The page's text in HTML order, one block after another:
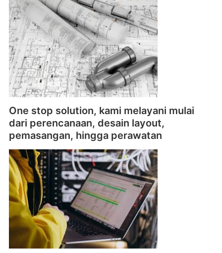
One stop solution, kami melayani mulai
dari perencanaan, desain layout,
pemasangan, hingga perawatan